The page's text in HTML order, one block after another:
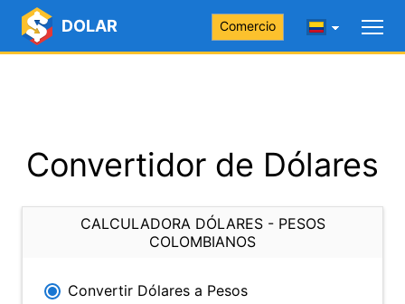
DOLAR Comercio
Convertidor de Dólares
CALCULADORA DÓLARES - PESOS
COLOMBIANOS
Convertir Dólares a Pesos